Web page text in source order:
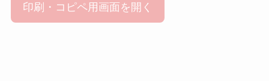
印刷・コピペ用画面を開く